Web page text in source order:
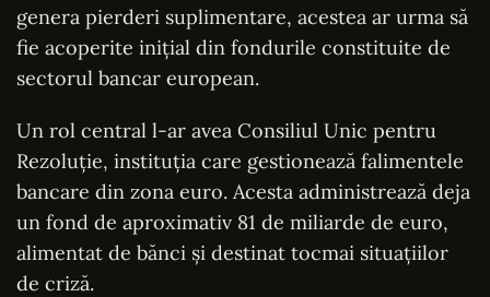
genera pierderi suplimentare, acestea ar urma să
fie acoperite inițial din fondurile constituite de
sectorul bancar european.
Un rol central l-ar avea Consiliul Unic pentru
Rezoluție, instituția care gestionează falimentele
bancare din zona euro. Acesta administrează deja
un fond de aproximativ 81 de miliarde de euro,
alimentat de bănci și destinat tocmai situațiilor
de criză.